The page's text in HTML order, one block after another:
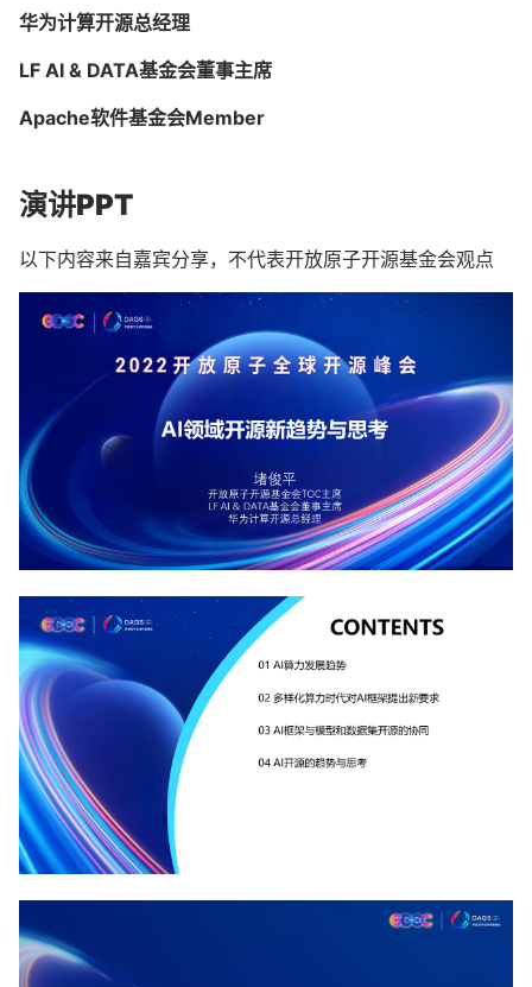
华为计算开源总经理
LF AI & DATA基金会董事主席
Apache软件基金会Member
演讲PPT
以下内容来自嘉宾分享，不代表开放原子开源基金会观点